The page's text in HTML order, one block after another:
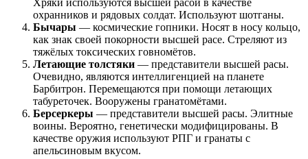
охранников и рядовых солдат. Используют шотганы.
Бычары — космические гопники. Носят в носу кольцо,
как знак своей покорности высшей расе. Стреляют из
тяжёлых токсических говномётов.
Летающие толстяки — представители высшей расы.
Очевидно, являются интеллигенцией на планете
Барбитрон. Перемещаются при помощи летающих
табуреточек. Вооружены гранатомётами.
Берсеркеры — представители высшей расы. Элитные
воины. Вероятно, генетически модифицированы. В
качестве оружия используют РПГ и гранаты с
апельсиновым вкусом.